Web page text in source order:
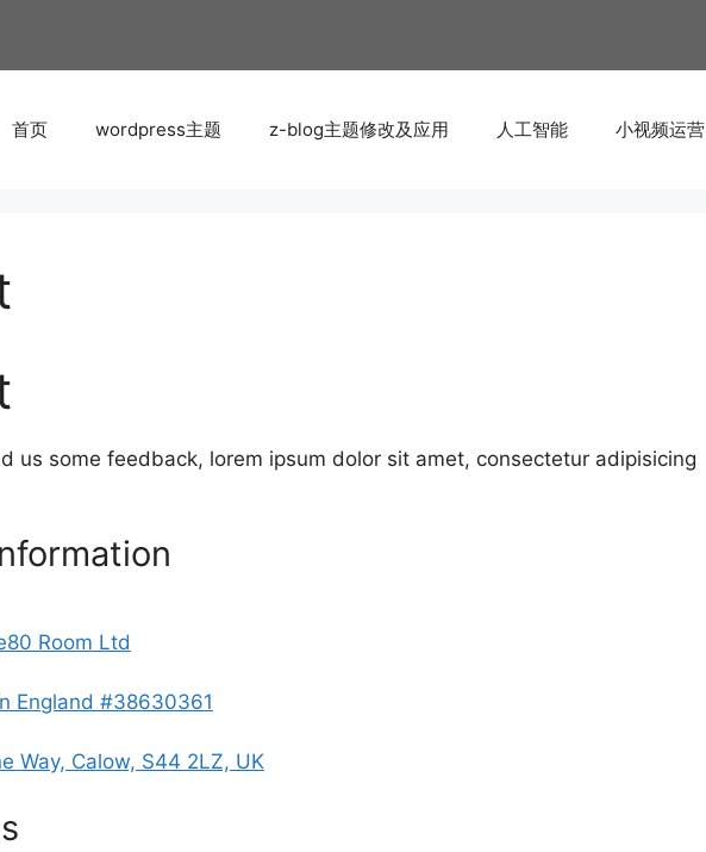
首页 wordpress主题 z-blog主题修改及应用 人工智能 小视频运营
us some feedback, lorem ipsum dolor sit amet, consectetur adipisicing
Room Ltd
England #38630361
Way, Calow, S44 2LZ, UK